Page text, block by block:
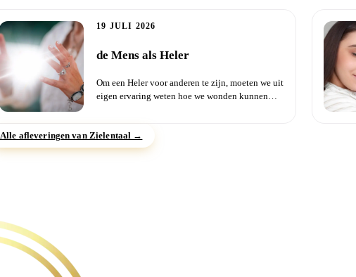
19 JULI 2026
de Mens als Heler
Om een Heler voor anderen te zijn, moeten we uit
eigen ervaring weten hoe we wonden kunnen
Alle afleveringen van Zielentaal →